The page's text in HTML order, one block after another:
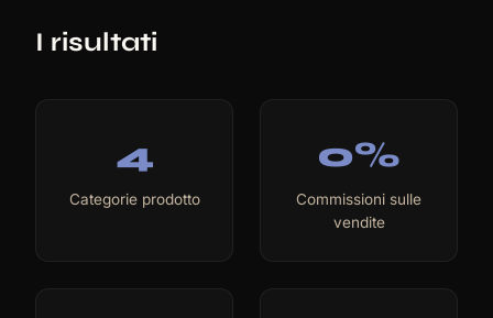
I risultati
4
Categorie prodotto
0%
Commissioni sulle
vendite